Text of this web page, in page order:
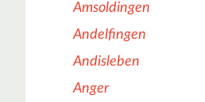
Amsoldingen
Andelfingen
Andisleben
Anger